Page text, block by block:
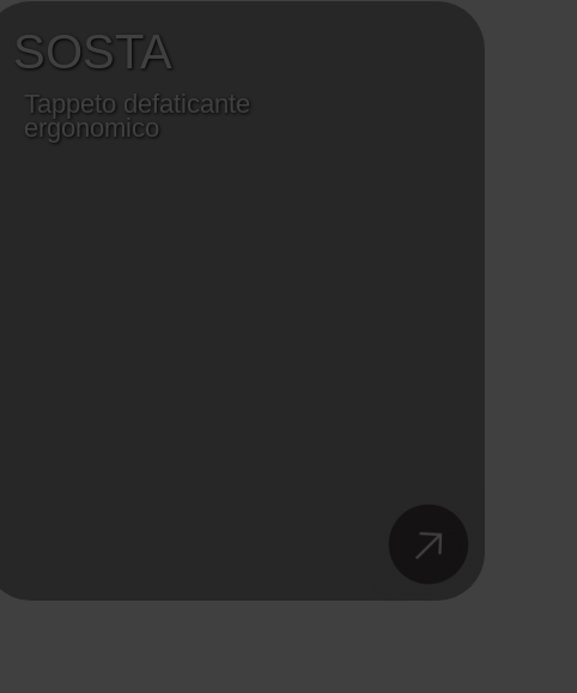
SOSTA
Tappeto defaticante
ergonomico